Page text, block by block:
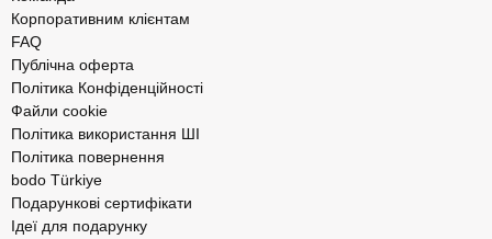
Корпоративним клієнтам
FAQ
Публічна оферта
Політика Конфіденційності
Файли cookie
Політика використання ШІ
Політика повернення
bodo Türkiye
Подарункові сертифікати
Ідеї для подарунку